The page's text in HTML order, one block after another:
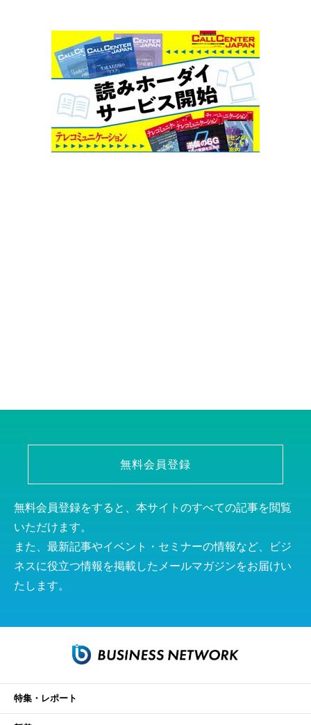
無料会員登録
無料会員登録をすると、本サイトのすべての記事を閲覧
いただけます。
また、最新記事やイベント・セミナーの情報など、ビジ
ネスに役立つ情報を掲載したメールマガジンをお届けい
たします。
特集・レポート